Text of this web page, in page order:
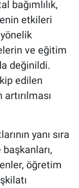
bağımlılık,
etkileri
ve eğitim
değinildi.
edilen
yanı sıra
öğretim